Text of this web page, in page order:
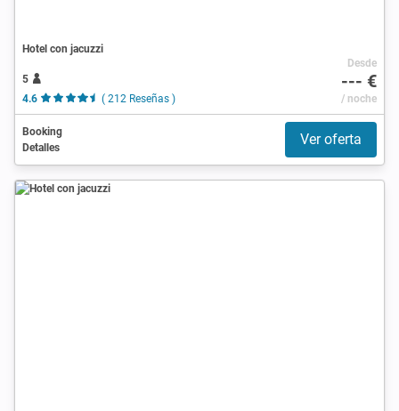
Hotel con jacuzzi
5
4.6
( 212 Reseñas )
Desde
--- €
/ noche
Booking
Detalles
Ver oferta